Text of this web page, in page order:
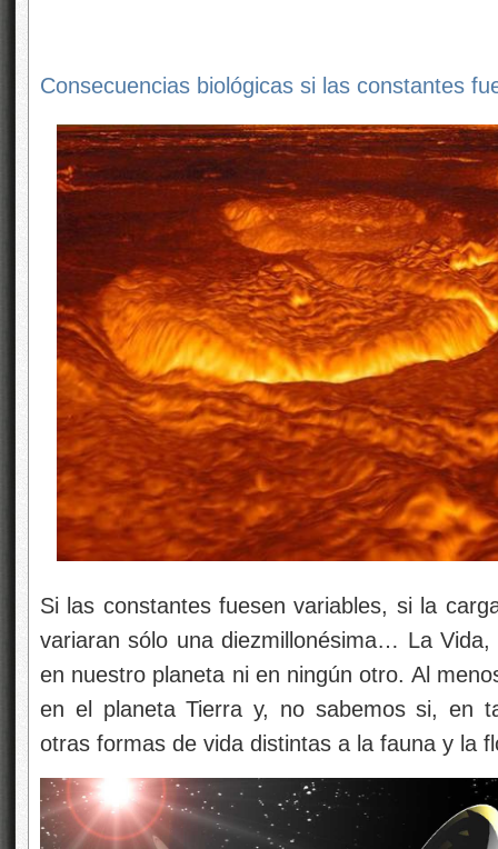
Consecuencias biológicas si las constantes
Si las constantes fuesen variables, si la
variaran sólo una diezmillonésima… La
en nuestro planeta ni en ningún otro. Al
en el planeta Tierra y, no sabemos si, en
otras formas de vida distintas a la fauna y la